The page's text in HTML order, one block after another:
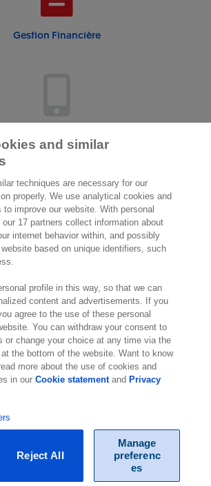
Gestion Financière
sont prêts à vous aider
166
and similar
techniques are necessary for our
properly. We use analytical cookies and
to improve our website. With personal
17 partners collect information about
internet behavior within, and possibly
based on unique identifiers, such
profile in this way, so that we can
content and advertisements. If you
agree to the use of these personal
You can withdraw your consent to
or change your choice at any time via the
the bottom of the website. Want to know
more about the use of cookies and
in ourCookie statementand Privacy
Manage
preferenc
es
Reject All